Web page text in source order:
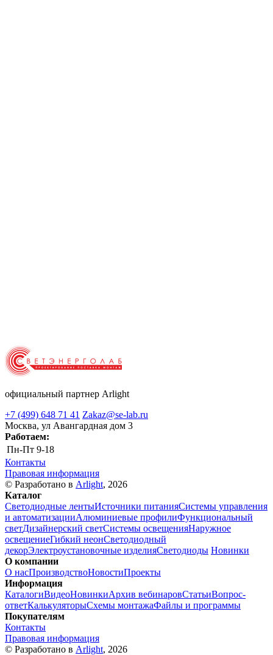
официальный партнер Arlight
+7 (499) 648 71 41 Zakaz@se-lab.ru
Москва, ул Авангардная дом 3
Работаем:
Пн-Пт 9-18
Контакты
Правовая информация
© Разработано в Arlight, 2026
Каталог
Светодиодные лентыИсточники питанияСистемы управления
и автоматизацииАлюминиевые профилиФункциональный
светДизайнерский светСистемы освещенияНаружное
освещениеГибкий неонСветодиодный
декорЭлектроустановочные изделияСветодиоды Новинки
О компании
О насПроизводствоНовостиПроекты
Информация
КаталогиВидеоНовинкиАрхив вебинаровСтатьиВопрос-
ответКалькуляторыСхемы монтажаФайлы и программы
Покупателям
Контакты
Правовая информация
© Разработано в Arlight, 2026